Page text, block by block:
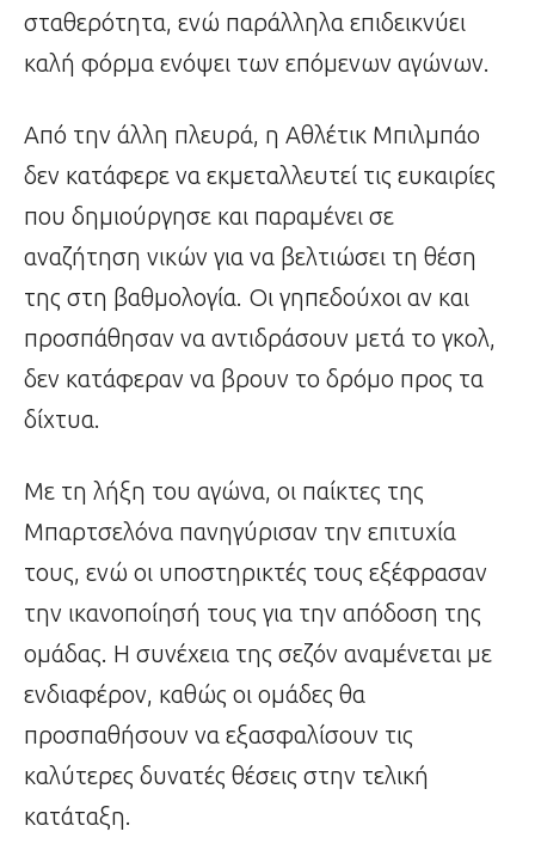
σταθερότητα, ενώ παράλληλα επιδεικνύει
καλή φόρμα ενόψει των επόμενων αγώνων.
Από την άλλη πλευρά, η Αθλέτικ Μπιλμπάο
δεν κατάφερε να εκμεταλλευτεί τις ευκαιρίες
που δημιούργησε και παραμένει σε
αναζήτηση νικών για να βελτιώσει τη θέση
της στη βαθμολογία. Οι γηπεδούχοι αν και
προσπάθησαν να αντιδράσουν μετά το γκολ,
δεν κατάφεραν να βρουν το δρόμο προς τα
δίχτυα.
Με τη λήξη του αγώνα, οι παίκτες της
Μπαρτσελόνα πανηγύρισαν την επιτυχία
τους, ενώ οι υποστηρικτές τους εξέφρασαν
την ικανοποίησή τους για την απόδοση της
ομάδας. Η συνέχεια της σεζόν αναμένεται με
ενδιαφέρον, καθώς οι ομάδες θα
προσπαθήσουν να εξασφαλίσουν τις
καλύτερες δυνατές θέσεις στην τελική
κατάταξη.